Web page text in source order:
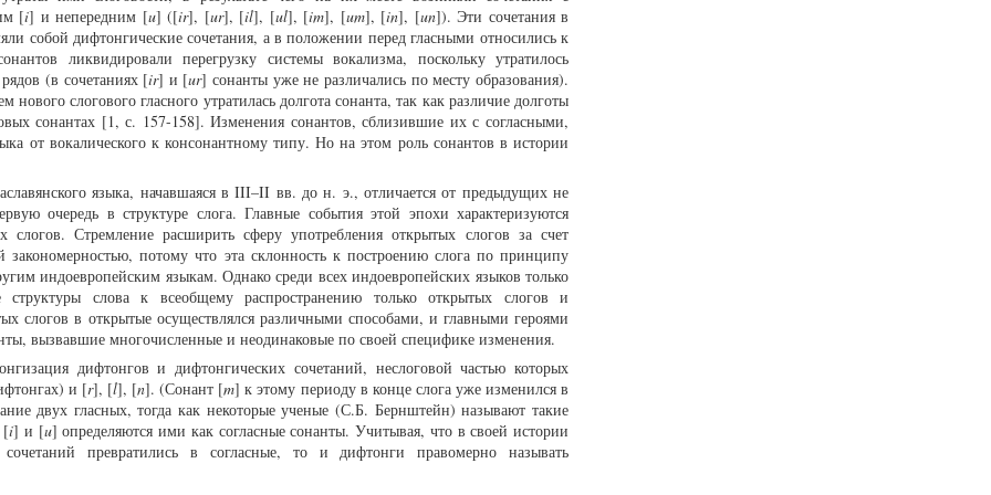
[i] и непередним [u] ([ir], [ur], [il], [ul], [im], [um], [in], [un]). Эти сочетания в
собой дифтонгические сочетания, а в положении перед гласными относились к
ликвидировали перегрузку системы вокализма, поскольку утратилось
(в сочетаниях [ir] и [ur] сонанты уже не различались по месту образования).
нового слогового гласного утратилась долгота сонанта, так как различие долготы
сонантах [1, с. 157-158]. Изменения сонантов, сблизившие их с согласными,
от вокалического к консонантному типу. Но на этом роль сонантов в истории
языка, начавшаяся в III–II вв. до н. э., отличается от предыдущих не
очередь в структуре слога. Главные события этой эпохи характеризуются
слогов. Стремление расширить сферу употребления открытых слогов за счет
закономерностью, потому что эта склонность к построению слога по принципу
индоевропейским языкам. Однако среди всех индоевропейских языков только
структуры слова к всеобщему распространению только открытых слогов и
слогов в открытые осуществлялся различными способами, и главными героями
вызвавшие многочисленные и неодинаковые по своей специфике изменения.
дифтонгов и дифтонгических сочетаний, неслоговой частью которых
и [r], [l], [n]. (Сонант [m] к этому периоду в конце слога уже изменился в
двух гласных, тогда как некоторые ученые (С.Б. Бернштейн) называют такие
[i] и [u] определяются ими как согласные сонанты. Учитывая, что в своей истории
превратились в согласные, то и дифтонги правомерно называть